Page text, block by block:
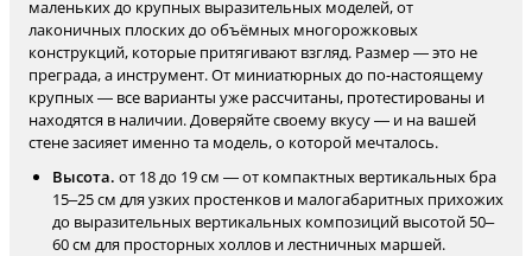
маленьких до крупных выразительных моделей, от
лаконичных плоских до объёмных многорожковых
конструкций, которые притягивают взгляд. Размер — это не
преграда, а инструмент. От миниатюрных до по-настоящему
крупных — все варианты уже рассчитаны, протестированы и
находятся в наличии. Доверяйте своему вкусу — и на вашей
стене засияет именно та модель, о которой мечталось.
Высота. от 18 до 19 см — от компактных вертикальных бра
15–25 см для узких простенков и малогабаритных прихожих
до выразительных вертикальных композиций высотой 50–
60 см для просторных холлов и лестничных маршей.